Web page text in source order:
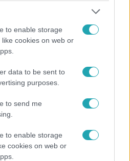
to enable storage
cookies on web or
data to be sent to
purposes.
to send me
to enable storage
cookies on web or